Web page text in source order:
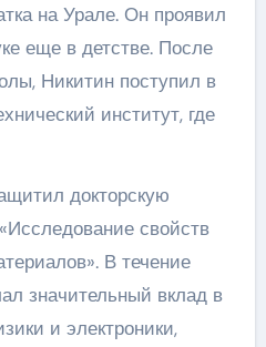
на Урале. Он проявил
еще в детстве. После
Никитин поступил в
институт, где
докторскую
свойств
В течение
значительный вклад в
и электроники,